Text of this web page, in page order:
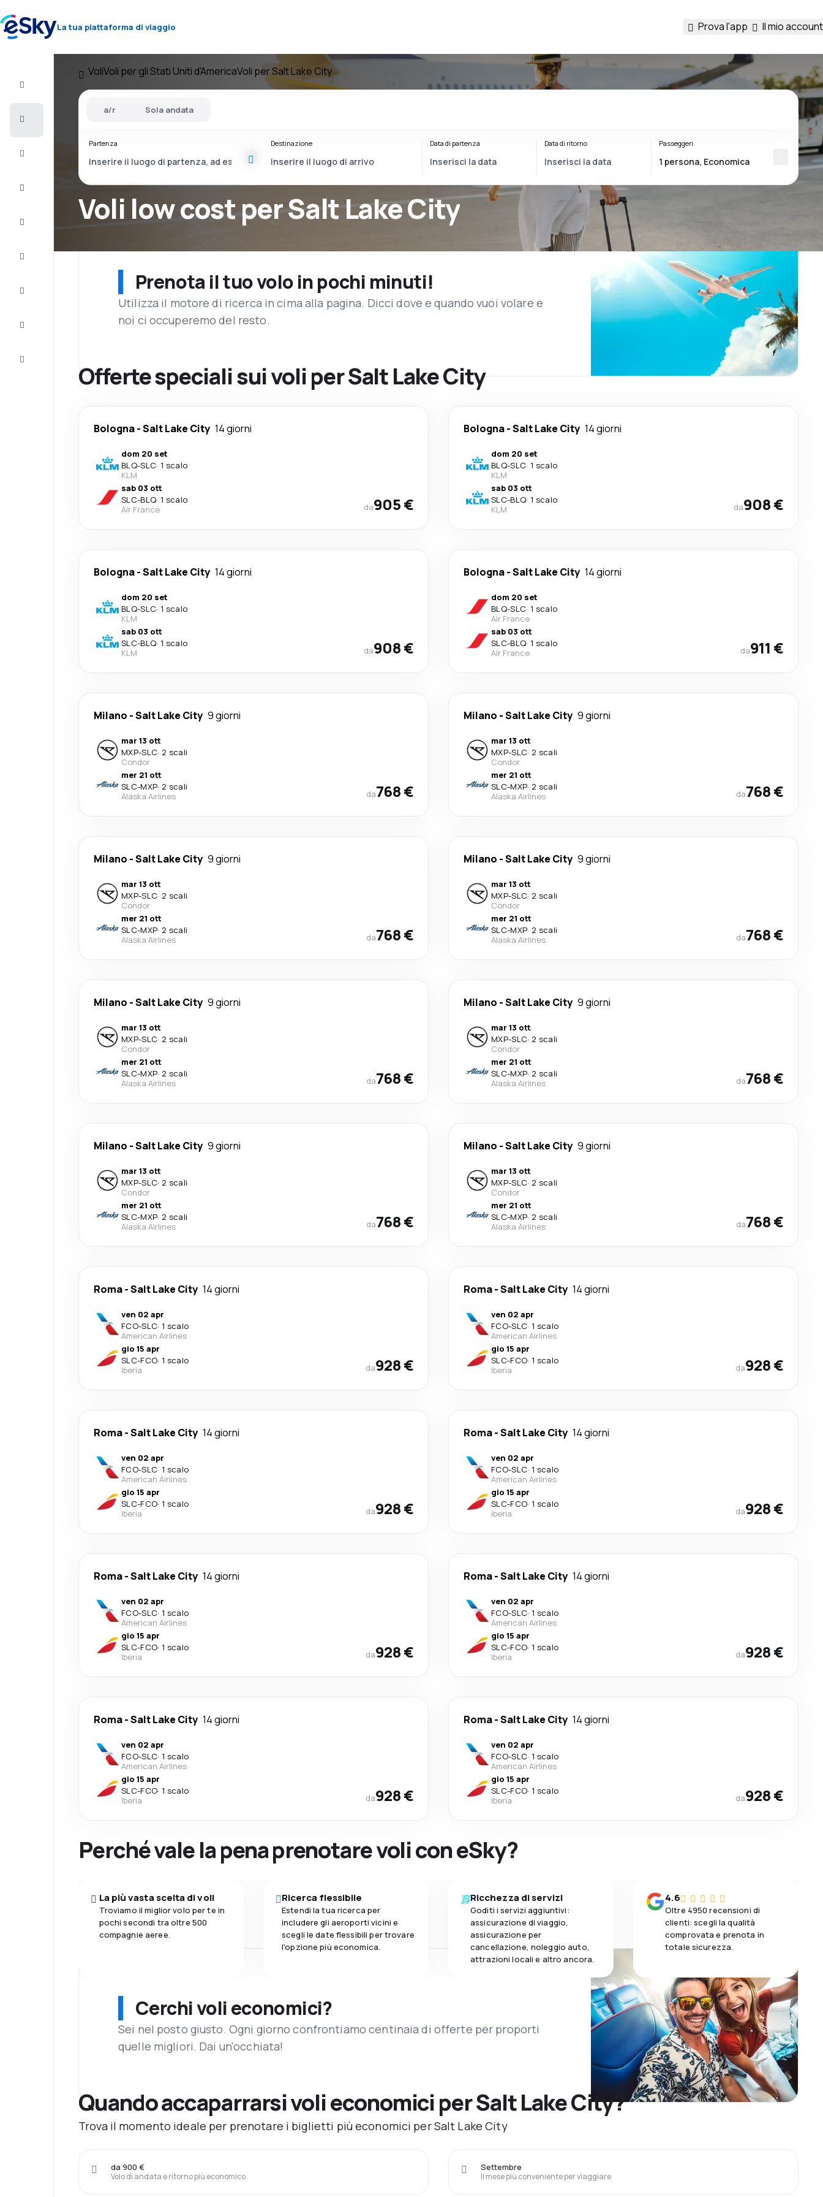
La tua piattaforma di viaggio Prova l'app Il mio account
VoliVoli per gli Stati Uniti d'AmericaVoli per Salt Lake City
Voli low cost per Salt Lake City
a/r Sola andata
Partenza Destinazione Data di partenza Data di ritorno Passeggeri
Prenota il tuo volo in pochi minuti!
Utilizza il motore di ricerca in cima alla pagina. Dicci dove e quando vuoi volare e
noi ci occuperemo del resto.
Offerte speciali sui voli per Salt Lake City
Bologna-Salt Lake City 14 giorni
dom 20 set
BLQ-SLC· 1 scalo
KLM
sab 03 ott
SLC-BLQ· 1 scalo
Air France
da905 €
Bologna-Salt Lake City 14 giorni
dom 20 set
BLQ-SLC· 1 scalo
KLM
sab 03 ott
SLC-BLQ· 1 scalo
KLM
da908 €
Bologna-Salt Lake City 14 giorni
dom 20 set
BLQ-SLC· 1 scalo
KLM
sab 03 ott
SLC-BLQ· 1 scalo
KLM
da908 €
Bologna-Salt Lake City 14 giorni
dom 20 set
BLQ-SLC· 1 scalo
Air France
sab 03 ott
SLC-BLQ· 1 scalo
Air France
da911 €
Milano -Salt Lake City 9 giorni
mar 13 ott
MXP-SLC· 2 scali
Condor
mer 21 ott
SLC-MXP· 2 scali
Alaska Airlines
da768 €
Milano -Salt Lake City 9 giorni
mar 13 ott
MXP-SLC· 2 scali
Condor
mer 21 ott
SLC-MXP· 2 scali
Alaska Airlines
da768 €
Milano -Salt Lake City 9 giorni
mar 13 ott
MXP-SLC· 2 scali
Condor
mer 21 ott
SLC-MXP· 2 scali
Alaska Airlines
da768 €
Milano -Salt Lake City 9 giorni
mar 13 ott
MXP-SLC· 2 scali
Condor
mer 21 ott
SLC-MXP· 2 scali
Alaska Airlines
da768 €
Milano -Salt Lake City 9 giorni
mar 13 ott
MXP-SLC· 2 scali
Condor
mer 21 ott
SLC-MXP· 2 scali
Alaska Airlines
da768 €
Milano -Salt Lake City 9 giorni
mar 13 ott
MXP-SLC· 2 scali
Condor
mer 21 ott
SLC-MXP· 2 scali
Alaska Airlines
da768 €
Milano -Salt Lake City 9 giorni
mar 13 ott
MXP-SLC· 2 scali
Condor
mer 21 ott
SLC-MXP· 2 scali
Alaska Airlines
da768 €
Milano -Salt Lake City 9 giorni
mar 13 ott
MXP-SLC· 2 scali
Condor
mer 21 ott
SLC-MXP· 2 scali
Alaska Airlines
da768 €
Roma-Salt Lake City 14 giorni
ven 02 apr
FCO-SLC· 1 scalo
American Airlines
gio 15 apr
SLC-FCO· 1 scalo
Iberia
da928 €
Roma-Salt Lake City 14 giorni
ven 02 apr
FCO-SLC· 1 scalo
American Airlines
gio 15 apr
SLC-FCO· 1 scalo
Iberia
da928 €
Roma-Salt Lake City 14 giorni
ven 02 apr
FCO-SLC· 1 scalo
American Airlines
gio 15 apr
SLC-FCO· 1 scalo
Iberia
da928 €
Roma-Salt Lake City 14 giorni
ven 02 apr
FCO-SLC· 1 scalo
American Airlines
gio 15 apr
SLC-FCO· 1 scalo
Iberia
da928 €
Roma-Salt Lake City 14 giorni
ven 02 apr
FCO-SLC· 1 scalo
American Airlines
gio 15 apr
SLC-FCO· 1 scalo
Iberia
da928 €
Roma-Salt Lake City 14 giorni
ven 02 apr
FCO-SLC· 1 scalo
American Airlines
gio 15 apr
SLC-FCO· 1 scalo
Iberia
da928 €
Roma-Salt Lake City 14 giorni
ven 02 apr
FCO-SLC· 1 scalo
American Airlines
gio 15 apr
SLC-FCO· 1 scalo
Iberia
da928 €
Roma-Salt Lake City 14 giorni
ven 02 apr
FCO-SLC· 1 scalo
American Airlines
gio 15 apr
SLC-FCO· 1 scalo
Iberia
da928 €
Perché vale la pena prenotare voli con eSky?
La più vasta scelta di voli
Troviamo il miglior volo per te in
pochi secondi tra oltre 500
compagnie aeree.
Ricerca flessibile
Estendi la tua ricerca per
includere gli aeroporti vicini e
scegli le date flessibili per trovare
l'opzione più economica.
Ricchezza di servizi
Goditi i servizi aggiuntivi:
assicurazione di viaggio,
assicurazione per
cancellazione, noleggio auto,
attrazioni locali e altro ancora.
4.6
Oltre 4950 recensioni di
clienti: scegli la qualità
comprovata e prenota in
totale sicurezza.
Cerchi voli economici?
Sei nel posto giusto. Ogni giorno confrontiamo centinaia di offerte per proporti
quelle migliori. Dai un'occhiata!
Quando accaparrarsi voli economici per Salt Lake City?
Trova il momento ideale per prenotare i biglietti più economici per Salt Lake City
Volo di andata e ritorno più economico
da 900 €
Il mese più conveniente per viaggiare
Settembre